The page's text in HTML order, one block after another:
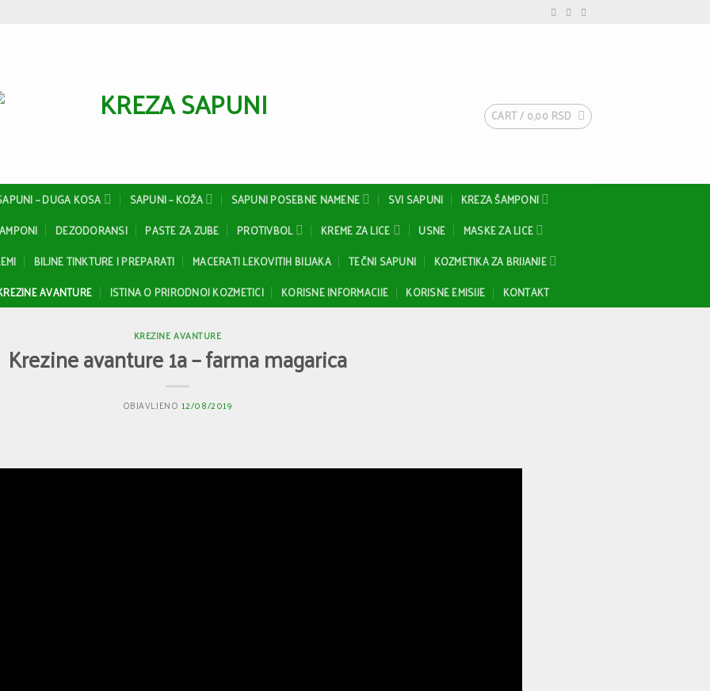
CART / 0,00 RSD
– DUGA KOSA SAPUNI – KOŽA SAPUNI POSEBNE NAMENE SVI SAPUNI
KREZA ŠAMPONI
DEZODORANSI PASTE ZA ZUBE PROTIVBOL KREME ZA LICE USNE
MASKE ZA LICE
BILJNE TINKTURE I PREPARATI MACERATI LEKOVITIH BILJAKA TEČNI SAPUNI
KOZMETIKA ZA BRIJANJE
AVANTURE ISTINA O PRIRODNOJ KOZMETICI KORISNE INFORMACIJE KORISNE EMISIJE KONTAKT
KREZINE AVANTURE
Krezine avanture 1a – farma magarica
OBJAVLJENO 12/08/2019